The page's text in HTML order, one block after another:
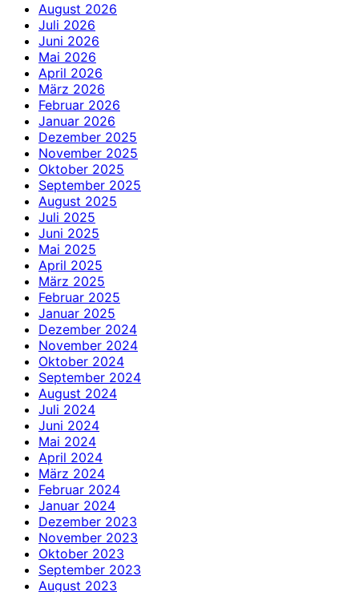
August 2026
Juli 2026
Juni 2026
Mai 2026
April 2026
März 2026
Februar 2026
Januar 2026
Dezember 2025
November 2025
Oktober 2025
September 2025
August 2025
Juli 2025
Juni 2025
Mai 2025
April 2025
März 2025
Februar 2025
Januar 2025
Dezember 2024
November 2024
Oktober 2024
September 2024
August 2024
Juli 2024
Juni 2024
Mai 2024
April 2024
März 2024
Februar 2024
Januar 2024
Dezember 2023
November 2023
Oktober 2023
September 2023
August 2023